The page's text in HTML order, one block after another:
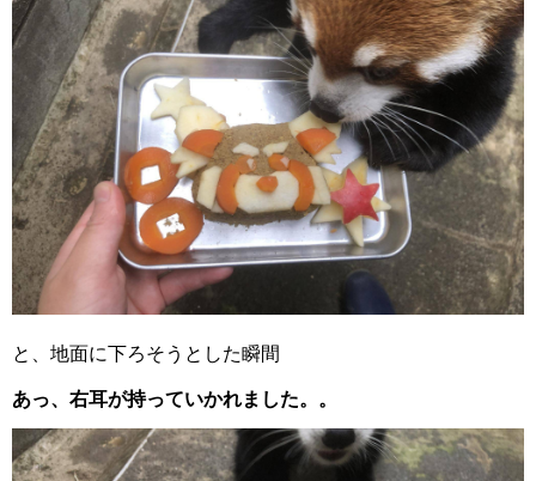
と、地面に下ろそうとした瞬間
あっ、右耳が持っていかれました。。